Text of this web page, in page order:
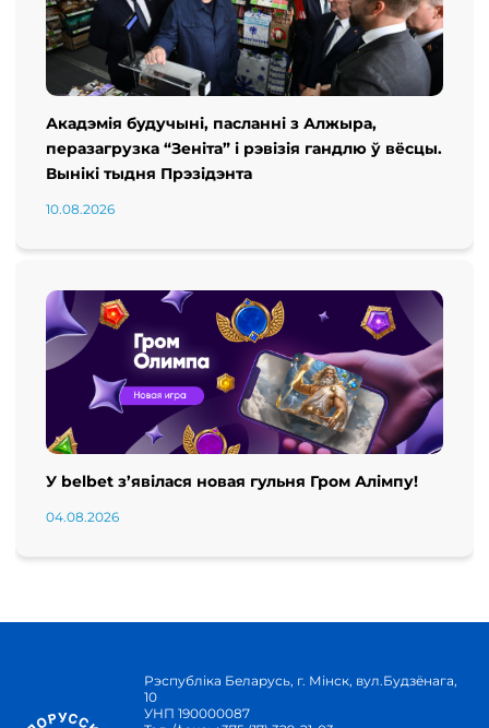
Акадэмія будучыні, пасланні з Алжыра,
перазагрузка “Зеніта” і рэвізія гандлю ў вёсцы.
Вынікі тыдня Прэзідэнта
10.08.2026
У belbet з’явілася новая гульня Гром Алімпу!
04.08.2026
Рэспубліка Беларусь, г. Мінск, вул.Будзёнага,
10
УНП 190000087